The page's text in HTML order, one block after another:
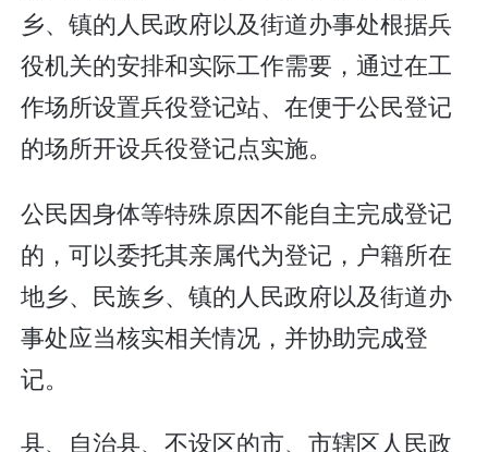
乡、镇的人民政府以及街道办事处根据兵
役机关的安排和实际工作需要，通过在工
作场所设置兵役登记站、在便于公民登记
的场所开设兵役登记点实施。
公民因身体等特殊原因不能自主完成登记
的，可以委托其亲属代为登记，户籍所在
地乡、民族乡、镇的人民政府以及街道办
事处应当核实相关情况，并协助完成登
记。
县、自治县、不设区的市、市辖区人民政